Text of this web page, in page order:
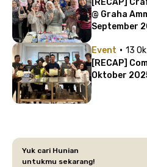
[RECAP]
@ Graha
September
Event · 13
[RECAP]
Oktober
Yuk cari Hunian
untukmu sekarang!